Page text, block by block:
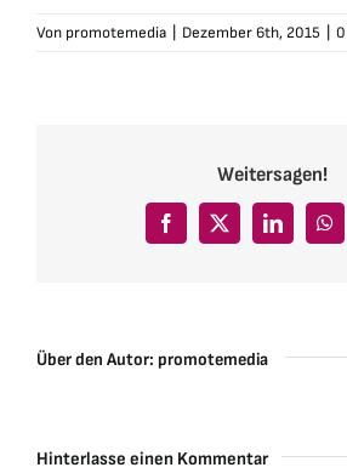
Von promotemedia Dezember 6th, 2015
Weitersagen!
Facebook
X LinkedIn
Über den Autor: promotemedia
Hinterlasse einen Kommentar